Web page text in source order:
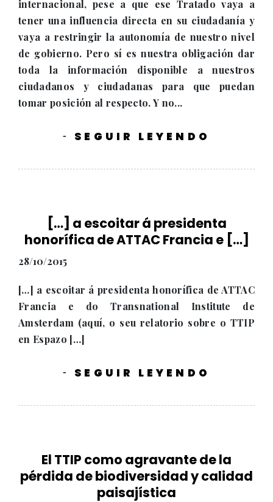
internacional, pese a que ese Tratado vaya a
tener una influencia directa en su ciudadanía y
vaya a restringir la autonomía de nuestro nivel
de gobierno. Pero sí es nuestra obligación dar
toda la información disponible a nuestros
ciudadanos y ciudadanas para que puedan
tomar posición al respecto. Y no...
- SEGUIR LEYENDO
[…] a escoitar á presidenta
honorífica de ATTAC Francia e […]
28/10/2015
[…] a escoitar á presidenta honorífica de ATTAC
Francia e do Transnational Institute de
Amsterdam (aquí, o seu relatorio sobre o TTIP
en Espazo […]
- SEGUIR LEYENDO
El TTIP como agravante de la
pérdida de biodiversidad y calidad
paisajística